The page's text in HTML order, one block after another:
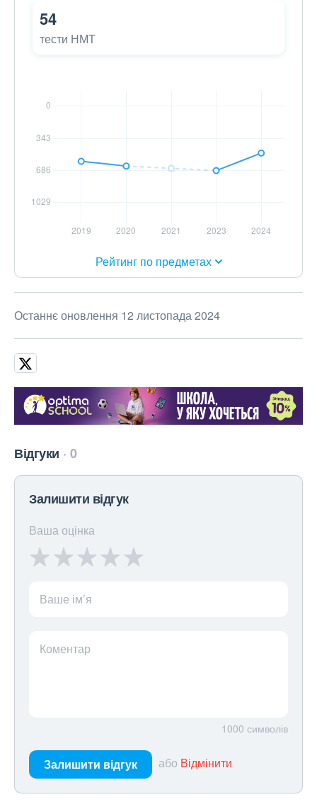
54
тести НМТ
Рейтинг по предметах
Останнє оновлення 12 листопада 2024
Відгуки 0
Залишити відгук
Ваша оцінка
Ваше ім’я
Коментар
1000 символів
Залишити відгук або Відмінити